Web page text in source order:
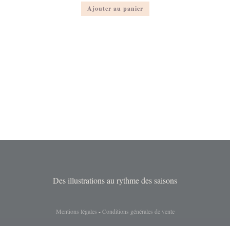
Ajouter au panier
Des illustrations au rythme des saisons
Mentions légales -Conditions générales de vente